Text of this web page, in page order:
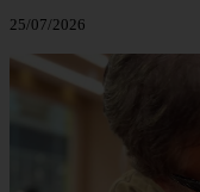
25/07/2026